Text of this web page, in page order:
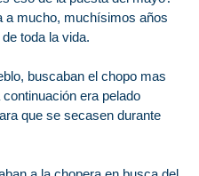
a mucho, muchísimos años
toda la vida.
buscaban el chopo mas
era pelado
que se secasen durante